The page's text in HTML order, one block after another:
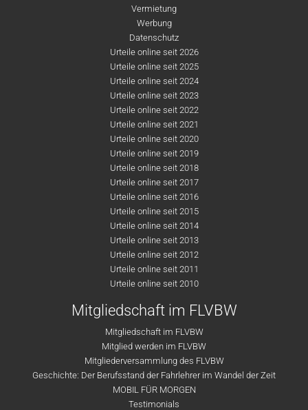
Vermietung
Werbung
Datenschutz
Urteile online seit 2026
Urteile online seit 2025
Urteile online seit 2024
Urteile online seit 2023
Urteile online seit 2022
Urteile online seit 2021
Urteile online seit 2020
Urteile online seit 2019
Urteile online seit 2018
Urteile online seit 2017
Urteile online seit 2016
Urteile online seit 2015
Urteile online seit 2014
Urteile online seit 2013
Urteile online seit 2012
Urteile online seit 2011
Urteile online seit 2010
Mitgliedschaft im FLVBW
Mitgliedschaft im FLVBW
Mitglied werden im FLVBW
Mitgliederversammlung des FLVBW
Geschichte: Der Berufsstand der Fahrlehrer im Wandel der Zeit
MOBIL FÜR MORGEN
Testimonials